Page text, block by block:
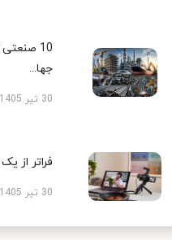
10 صنعتی
جها...
30 تیر 1405
فراتر از
30 تیر 1405